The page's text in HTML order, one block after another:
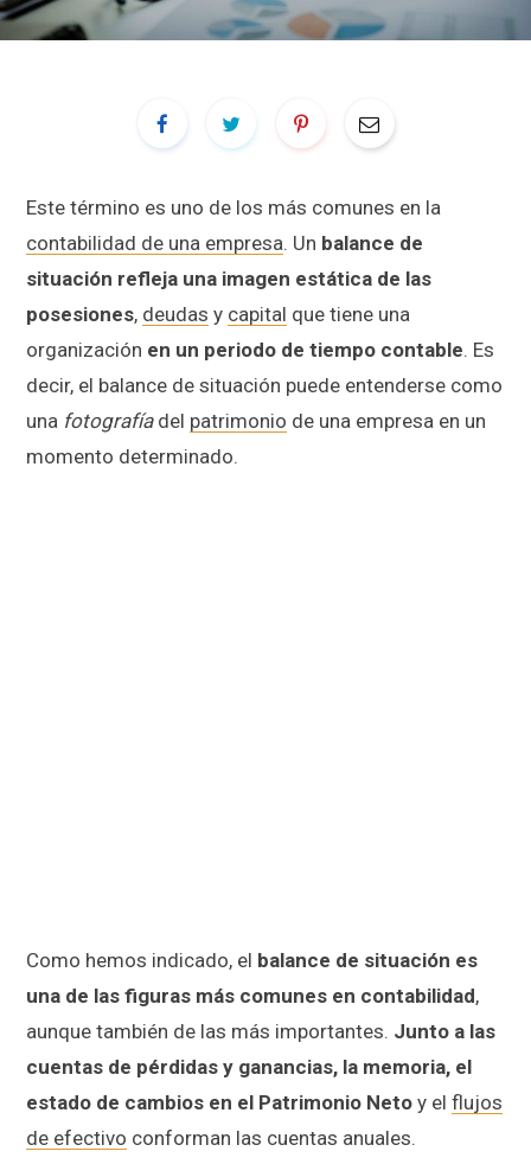
Este término es uno de los más comunes en la
contabilidad de una empresa. Un balance de
situación refleja una imagen estática de las
posesiones, deudas y capital que tiene una
organización en un periodo de tiempo contable. Es
decir, el balance de situación puede entenderse como
una fotografíadel patrimonio de una empresa en un
momento determinado.
Como hemos indicado, el balance de situación es
una de las figuras más comunes en contabilidad,
aunque también de las más importantes. Junto a las
cuentas de pérdidas y ganancias, la memoria, el
estado de cambios en el Patrimonio Neto y el flujos
de efectivo conforman las cuentas anuales.